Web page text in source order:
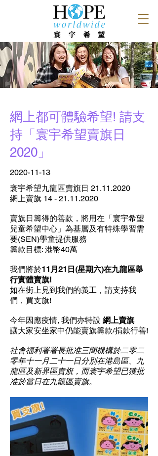
網上都可體驗希望! 請支
持「寰宇希望賣旗日
2020」
2020-11-13
寰宇希望九龍區賣旗日 21.11.2020
網上賣旗 14 - 21.11.2020
賣旗日籌得的善款，將用在「寰宇希望
兒童希望中心」為基層及有特殊學習需
要(SEN)學童提供服務
籌款目標: 港幣40萬
我們將於11月21日(星期六)在九龍區舉
行實體賣旗!
如在街上見到我們的義工，請支持我
們，買支旗!
今年因應疫情, 我們亦特設 網上賣旗
讓大家安坐家中仍能賣旗籌款/捐款行善!
社會福利署署長批准三間機構於二零二
零年十一月二十一日分別在港島區、九
龍區及新界區賣旗，而寰宇希望已獲批
准於當日在九龍區賣旗。